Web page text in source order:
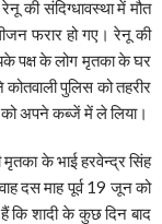
की संदिग्धावस्था में मौत
फरार हो गए। रेनू की
पक्ष के लोग मृतका के घर
पुलिस को तहरीर
अपने कब्जें में ले लिया।
के भाई हरवेन्द्र सिंह
दस माह पूर्व 19 जून को
कि शादी के कुछ दिन बाद